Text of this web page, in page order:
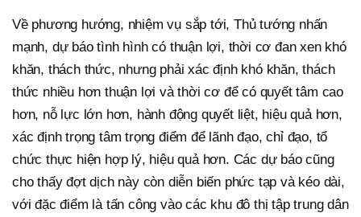
Về phương hướng, nhiệm vụ sắp tới, Thủ tướng nhấn
mạnh, dự báo tình hình có thuận lợi, thời cơ đan xen khó
khăn, thách thức, nhưng phải xác định khó khăn, thách
thức nhiều hơn thuận lợi và thời cơ để có quyết tâm cao
hơn, nỗ lực lớn hơn, hành động quyết liệt, hiệu quả hơn,
xác định trọng tâm trọng điểm để lãnh đạo, chỉ đạo, tổ
chức thực hiện hợp lý, hiệu quả hơn. Các dự báo cũng
cho thấy đợt dịch này còn diễn biến phức tạp và kéo dài,
với đặc điểm là tấn công vào các khu đô thị tập trung dân